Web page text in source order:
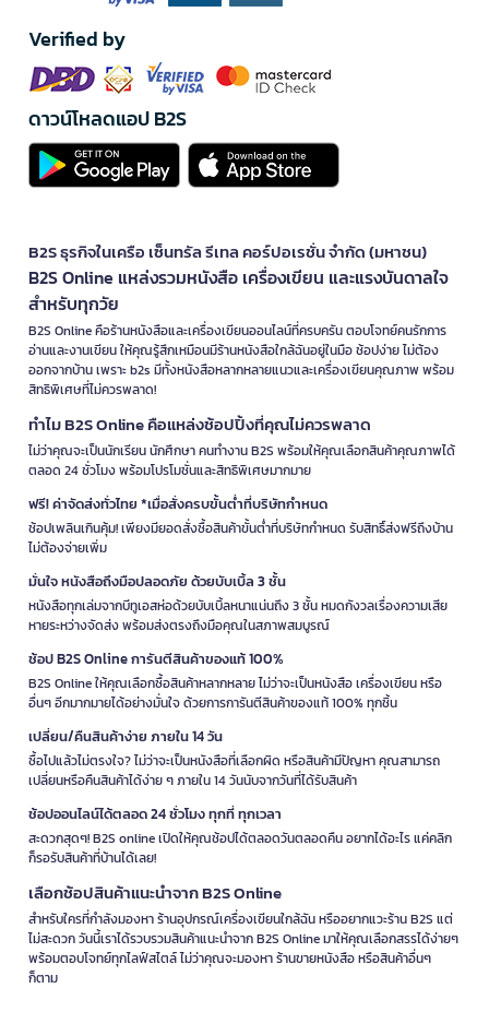
Verified by
ดาวน์โหลดแอป B2S
B2S ธุรกิจในเครือ เซ็นทรัล รีเทล คอร์ปอเรชั่น จำกัด (มหาชน)
B2S Online แหล่งรวมหนังสือ เครื่องเขียน และแรงบันดาลใจ
สำหรับทุกวัย
B2S Online คือร้านหนังสือและเครื่องเขียนออนไลน์ที่ครบครัน ตอบโจทย์คนรักการ
อ่านและงานเขียน ให้คุณรู้สึกเหมือนมีร้านหนังสือใกล้ฉันอยู่ในมือ ช้อปง่าย ไม่ต้อง
ออกจากบ้าน เพราะ b2s มีทั้งหนังสือหลากหลายแนวและเครื่องเขียนคุณภาพ พร้อม
สิทธิพิเศษที่ไม่ควรพลาด!
ทำไม B2S Online คือแหล่งช้อปปิ้งที่คุณไม่ควรพลาด
ไม่ว่าคุณจะเป็นนักเรียน นักศึกษา คนทำงาน B2S พร้อมให้คุณเลือกสินค้าคุณภาพได้
ตลอด 24 ชั่วโมง พร้อมโปรโมชั่นและสิทธิพิเศษมากมาย
ฟรี! ค่าจัดส่งทั่วไทย *เมื่อสั่งครบขั้นต่ำที่บริษัทกำหนด
ช้อปเพลินเกินคุ้ม! เพียงมียอดสั่งซื้อสินค้าขั้นต่ำที่บริษัทกำหนด รับสิทธิ์ส่งฟรีถึงบ้าน
ไม่ต้องจ่ายเพิ่ม
มั่นใจ หนังสือถึงมือปลอดภัย ด้วยบับเบิ้ล 3 ชั้น
หนังสือทุกเล่มจากบีทูเอสห่อด้วยบับเบิ้ลหนาแน่นถึง 3 ชั้น หมดกังวลเรื่องความเสีย
หายระหว่างจัดส่ง พร้อมส่งตรงถึงมือคุณในสภาพสมบูรณ์
ช้อป B2S Online การันตีสินค้าของแท้ 100%
B2S Online ให้คุณเลือกซื้อสินค้าหลากหลาย ไม่ว่าจะเป็นหนังสือ เครื่องเขียน หรือ
อื่นๆ อีกมากมายได้อย่างมั่นใจ ด้วยการการันตีสินค้าของแท้ 100% ทุกชิ้น
เปลี่ยน/คืนสินค้าง่าย ภายใน 14 วัน
ซื้อไปแล้วไม่ตรงใจ? ไม่ว่าจะเป็นหนังสือที่เลือกผิด หรือสินค้ามีปัญหา คุณสามารถ
เปลี่ยนหรือคืนสินค้าได้ง่าย ๆ ภายใน 14 วันนับจากวันที่ได้รับสินค้า
ช้อปออนไลน์ได้ตลอด 24 ชั่วโมง ทุกที่ ทุกเวลา
สะดวกสุดๆ! B2S online เปิดให้คุณช้อปได้ตลอดวันตลอดคืน อยากได้อะไร แค่คลิก
ก็รอรับสินค้าที่บ้านได้เลย!
เลือกช้อปสินค้าแนะนำจาก B2S Online
สำหรับใครที่กำลังมองหา ร้านอุปกรณ์เครื่องเขียนใกล้ฉัน หรืออยากแวะร้าน B2S แต่
ไม่สะดวก วันนี้เราได้รวบรวมสินค้าแนะนำจาก B2S Online มาให้คุณเลือกสรรได้ง่ายๆ
พร้อมตอบโจทย์ทุกไลฟ์สไตล์ ไม่ว่าคุณจะมองหา ร้านขายหนังสือ หรือสินค้าอื่นๆ
ก็ตาม